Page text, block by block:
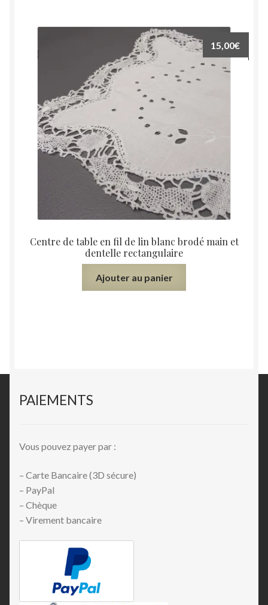
Centre de table en fil de lin blanc brodé main et
dentelle rectangulaire
15,00€
Ajouter au panier
PAIEMENTS
Vous pouvez payer par :
– Carte Bancaire (3D sécure)
– PayPal
– Chèque
– Virement bancaire